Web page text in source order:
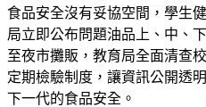
食品安全沒有妥協空間，學生
局立即公布問題油品上、中、
至夜市攤販，教育局全面清查
定期檢驗制度，讓資訊公開透
下一代的食品安全。